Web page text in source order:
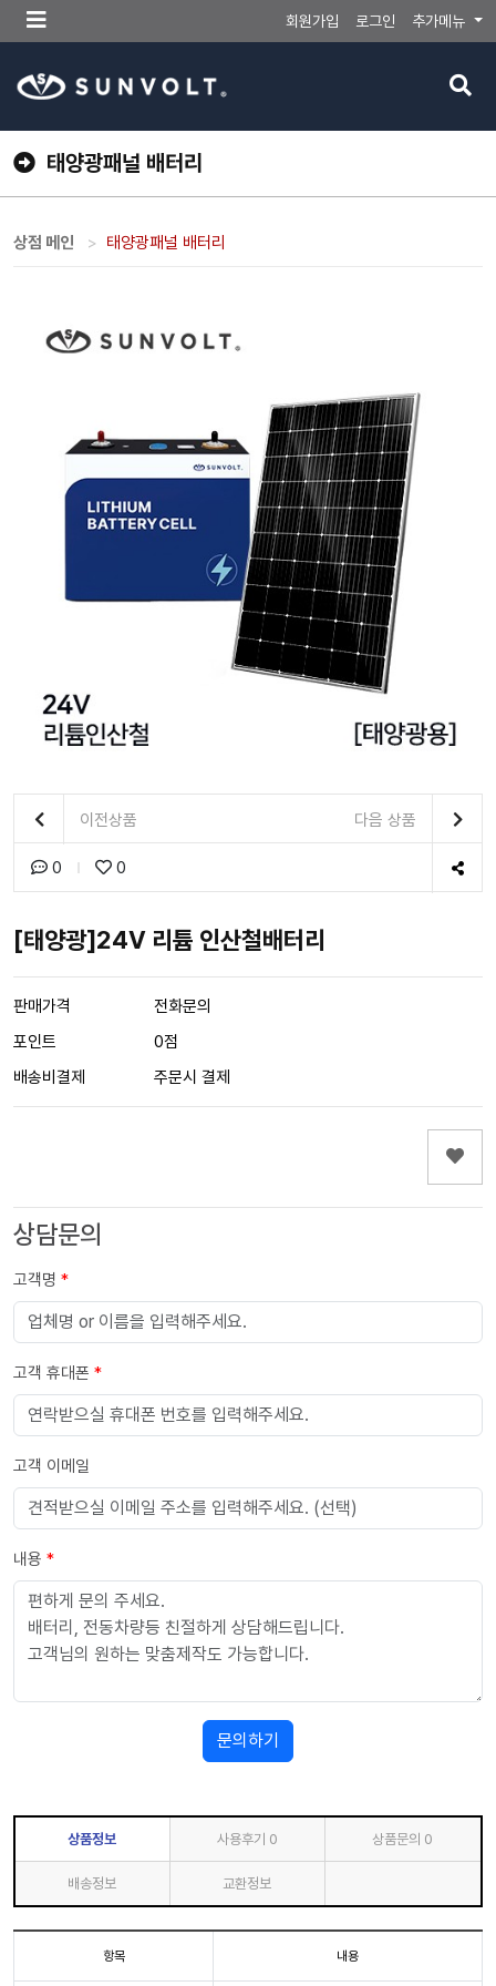
메
뉴
튼
회원가입 로그인 추가메뉴
검
버
태양광패널 배터리
상점 메인 태양광패널 배터리
이전상품 다음 상품
0 0
[태양광]24V 리튬 인산철배터리
판매가격
전화문의
포인트
0점
배송비결제
주문시 결제
상담문의
고객명 *
고객 휴대폰 *
고객 이메일
내용 *
문의하기
상품정보 사용후기 0 상품문의 0
배송정보 교환정보
항목 내용